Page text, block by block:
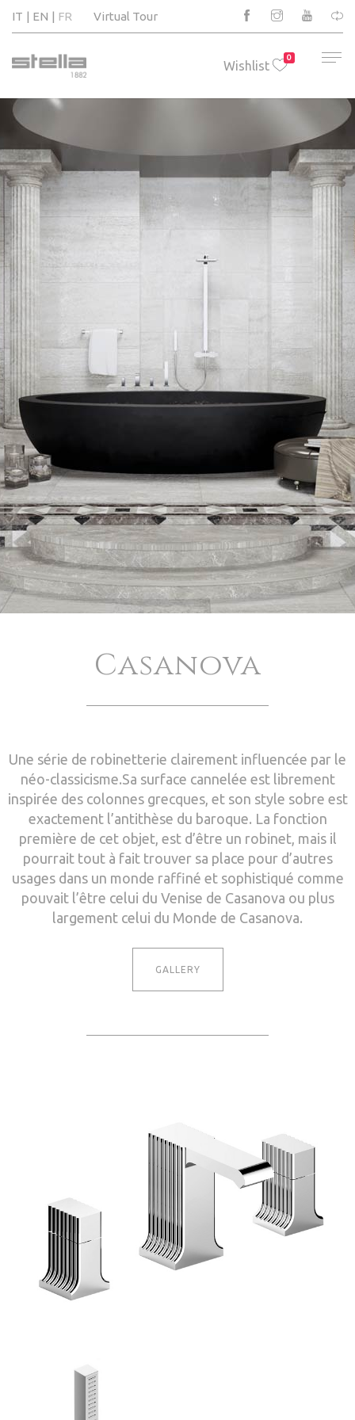
IT EN FR Virtual Tour
Wishlist
0
Casanova
Une série de robinetterie clairement influencée par le
néo-classicisme.Sa surface cannelée est librement
inspirée des colonnes grecques, et son style sobre est
exactement l’antithèse du baroque. La fonction
première de cet objet, est d’être un robinet, mais il
pourrait tout à fait trouver sa place pour d’autres
usages dans un monde raffiné et sophistiqué comme
pouvait l’être celui du Venise de Casanova ou plus
largement celui du Monde de Casanova.
GALLERY